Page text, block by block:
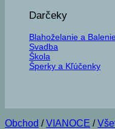
Darčeky
Blahoželanie a Balenie
Svadba
Škola
Šperky a Kľúčenky
Obchod / VIANOCE /